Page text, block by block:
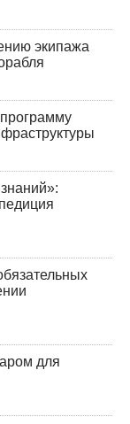
экипажа
для